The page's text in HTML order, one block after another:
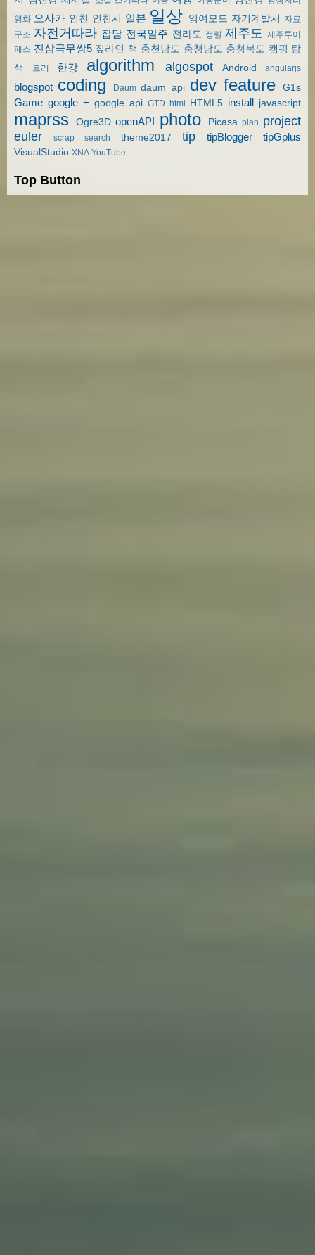
영화 오사카 인천 인천시 일본 일상 잉여모드 자기계발서 자료
구조 자전거따라 잡담 전국일주 전라도 정렬 제주도
제주투어
패스 진삼국무쌍5 짚라인 책 충천남도 충청남도 충청북도 캠핑 탐
색
트리 한강 algorithm algospot Android angularjs
blogspot coding Daum daum api dev feature G1s
Game google + google api GTD html HTML5 install javascript
maprss Ogre3D openAPI photo Picasa plan project
euler
scrap search theme2017 tip tipBlogger tipGplus
VisualStudio XNA YouTube
Top Button